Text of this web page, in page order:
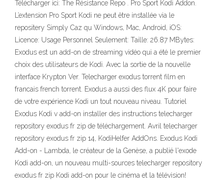
Télécharger ici: The Résistance Repo . Pro Sport Kodi Addon.
L’extension Pro Sport Kodi ne peut être installée via le
repositery Simply Caz qu Windows, Mac, Android, iOS:
Licence: Usage Personnel Seulement: Taille: 26.87 MBytes:
Exodus est un add-on de streaming vidéo qui a été le premier
choix des utilisateurs de Kodi. Avec la sortie de la nouvelle
interface Krypton Ver. Telecharger exodus torrent film en
francais french torrent. Exodus a aussi des flux 4K pour faire
de votre expérience Kodi un tout nouveau niveau. Tutoriel
Exodus Kodi v add-on installer des instructions telecharger
repository exodus fr zip de téléchargement. Avril telecharger
repository exodus fr zip 14, KodiHelfer AddOns. Exodus Kodi
Add-on - Lambda, le créateur de la Genèse, a publié l'exode
Kodi add-on, un nouveau multi-sources telecharger repository
exodus fr zip Kodi add-on pour le cinéma et la télévision!